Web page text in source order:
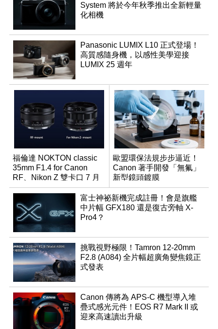
System 將於今年秋季推出全新輕量
化相機
Panasonic LUMIX L10 正式登場！
高質感隨身機，以感性美學迎接
LUMIX 25 週年
福倫達 NOKTON classic
35mm F1.4 for Canon
RF、Nikon Z 雙卡口 7 月
同步登台
歐盟環保法規步步逼近！
Canon 著手開發「無氟」
新型鏡頭鍍膜
富士神祕新機完成註冊！會是旗艦
中片幅 GFX180 還是復古旁軸 X-
Pro4？
挑戰視野極限！Tamron 12-20mm
F2.8 (A084) 全片幅超廣角變焦鏡正
式發表
Canon 傳將為 APS-C 機型導入堆
疊式感光元件！EOS R7 Mark II 或
迎來高速讀出升級